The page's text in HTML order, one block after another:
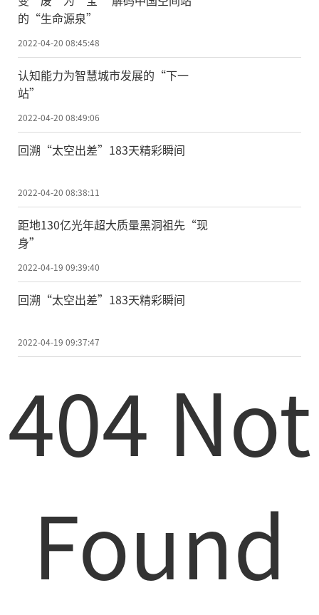
的“生命源泉”
2022-04-20 08:45:48
认知能力为智慧城市发展的“下一
站”
2022-04-20 08:49:06
回溯“太空出差”183天精彩瞬间
2022-04-20 08:38:11
距地130亿光年超大质量黑洞祖先“现
身”
2022-04-19 09:39:40
回溯“太空出差”183天精彩瞬间
2022-04-19 09:37:47
404 Not
Found